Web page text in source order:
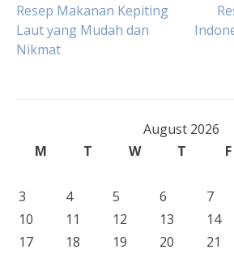
Post
navigation
Resep Makanan Kepiting
Laut yang Mudah dan
Nikmat
August 2026
M
T W T F
3
4 5 6 7
10
11 12 13 14
17
18 19 20 21